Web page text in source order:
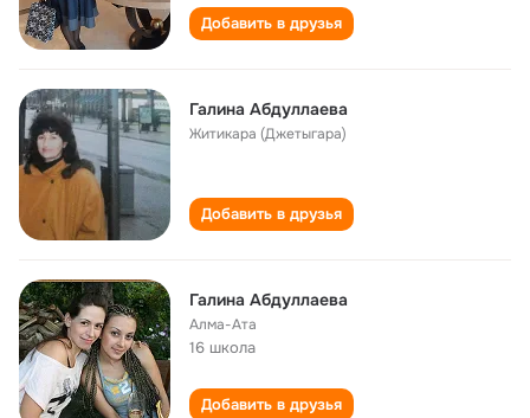
Добавить в друзья
Галина Абдуллаева
Житикара (Джетыгара)
Добавить в друзья
Галина Абдуллаева
Алма-Ата
16 школа
Добавить в друзья